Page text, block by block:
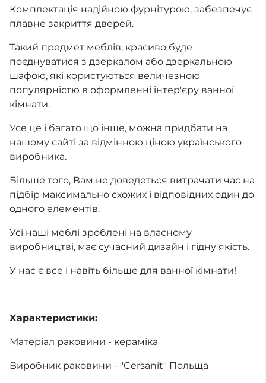
Комплектація надійною фурнітурою, забезпечує
плавне закриття дверей.
Такий предмет меблів, красиво буде
поєднуватися з дзеркалом або дзеркальною
шафою, які користуються величезною
популярністю в оформленні інтер'єру ванної
кімнати.
Усе це і багато що інше, можна придбати на
нашому сайті за відмінною ціною українського
виробника.
Більше того, Вам не доведеться витрачати час на
підбір максимально схожих і відповідних один до
одного елементів.
Усі наші меблі зроблені на власному
виробництві, має сучасний дизайн і гідну якість.
У нас є все і навіть більше для ванної кімнати!
Характеристики:
Матеріал раковини - кераміка
Виробник раковини - "Cersanit" Польща